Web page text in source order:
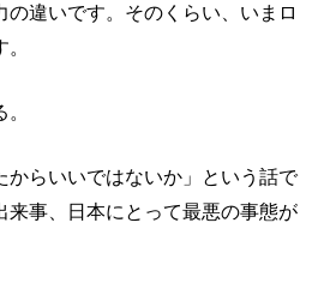
の違いです。そのくらい、いまロ
からいいではないか」という話で
来事、日本にとって最悪の事態が